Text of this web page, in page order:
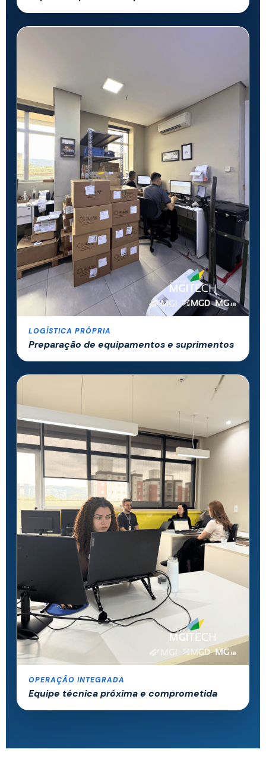
LOGÍSTICA PRÓPRIA
Preparação de equipamentos e suprimentos
OPERAÇÃO INTEGRADA
Equipe técnica próxima e comprometida